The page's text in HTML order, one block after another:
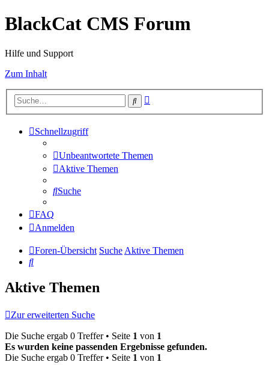
BlackCat CMS Forum
Hilfe und Support
Zum Inhalt
Suche
Schnellzugriff
Unbeantwortete Themen
Aktive Themen
Suche
FAQ
Anmelden
Foren-Übersicht SucheAktive Themen
Suche
Aktive Themen
Zur erweiterten Suche
Die Suche ergab 0 Treffer • Seite 1 von 1
Es wurden keine passenden Ergebnisse gefunden.
Die Suche ergab 0 Treffer • Seite 1 von 1